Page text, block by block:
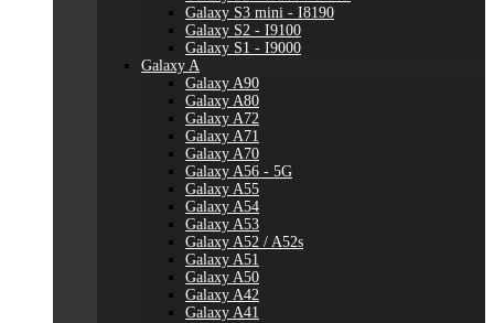
Galaxy S3 mini - I8190
Galaxy S2 - I9100
Galaxy S1 - I9000
Galaxy A
Galaxy A90
Galaxy A80
Galaxy A72
Galaxy A71
Galaxy A70
Galaxy A56 - 5G
Galaxy A55
Galaxy A54
Galaxy A53
Galaxy A52 / A52s
Galaxy A51
Galaxy A50
Galaxy A42
Galaxy A41